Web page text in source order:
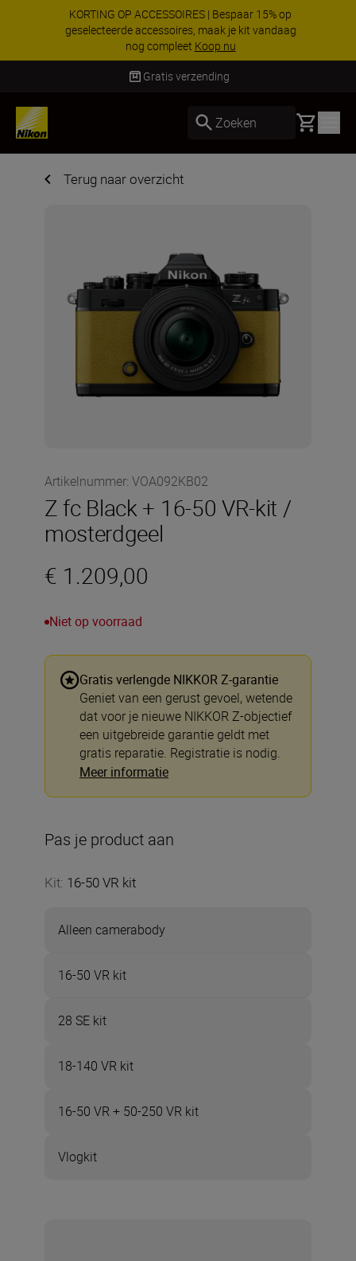
KORTING OP ACCESSOIRES | Bespaar 15% op
geselecteerde accessoires, maak je kit vandaag
nog compleet Koop nu
Levering binnen 1-3 werkdagen
Zoeken Basket
Terug naar overzicht
Artikelnummer: VOA092KB02
Z fc Black + 16-50 VR-kit /
mosterdgeel
€ 1.209,00
Niet op voorraad
Gratis verlengde NIKKOR Z-garantie
Geniet van een gerust gevoel, wetende
dat voor je nieuwe NIKKOR Z-objectief
een uitgebreide garantie geldt met
gratis reparatie. Registratie is nodig.
Meer informatie
Pas je product aan
Kit: 16-50 VR kit
Alleen camerabody
16-50 VR kit
28 SE kit
18-140 VR kit
16-50 VR + 50-250 VR kit
Vlogkit